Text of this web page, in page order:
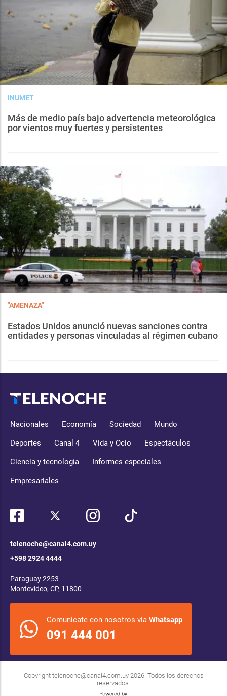
INUMET
Más de medio país bajo advertencia meteorológica
por vientos muy fuertes y persistentes
"AMENAZA"
Estados Unidos anunció nuevas sanciones contra
entidades y personas vinculadas al régimen cubano
Nacionales Economía Sociedad Mundo
Deportes Canal 4 Vida y Ocio Espectáculos
Ciencia y tecnología Informes especiales
Empresariales
telenoche@canal4.com.uy
+598 2924 4444
Paraguay 2253
Montevideo, CP, 11800
Comunicate con nosotros via Whatsapp
091 444 001
Copyright telenoche@canal4.com.uy2026. Todos los derechos
reservados.